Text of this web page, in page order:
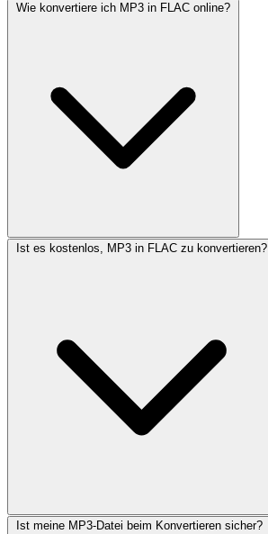
Wie konvertiere ich MP3 in FLAC online?
Ist es kostenlos, MP3 in FLAC zu konvertieren?
Ist meine MP3-Datei beim Konvertieren sicher?